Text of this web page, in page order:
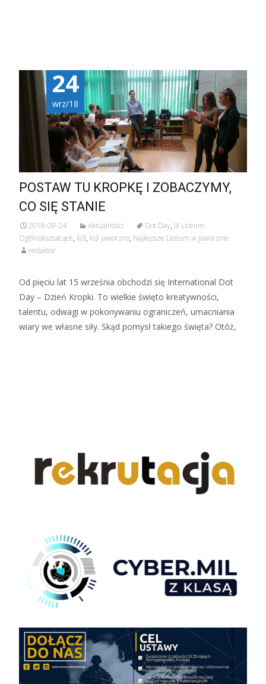
24
wrz/18
POSTAW TU KROPKĘ I ZOBACZYMY,
CO SIĘ STANIE
2018-09-24 Aktualności Dot Day, III Liceum
Ogólnokształcące, lo3, lo3 jaworzno, Najlepsze Liceum w Jaworznie
redaktor
Od pięciu lat 15 września obchodzi się International Dot
Day – Dzień Kropki. To wielkie święto kreatywności,
talentu, odwagi w pokonywaniu ograniczeń, umacniania
wiary we własne siły. Skąd pomysł takiego święta? Otóż,